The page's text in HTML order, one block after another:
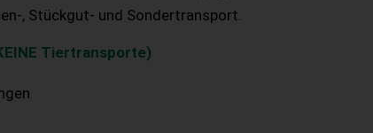
, Stückgut- und Sondertransport.
Tiertransporte)